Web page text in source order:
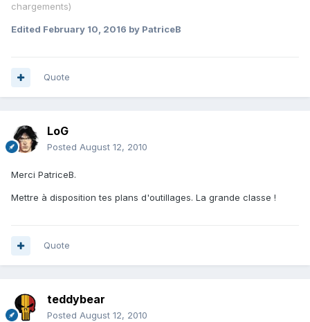
chargements)
Edited February 10, 2016 by PatriceB
Quote
LoG
Posted August 12, 2010
Merci PatriceB.
Mettre à disposition tes plans d'outillages. La grande classe !
Quote
teddybear
Posted August 12, 2010